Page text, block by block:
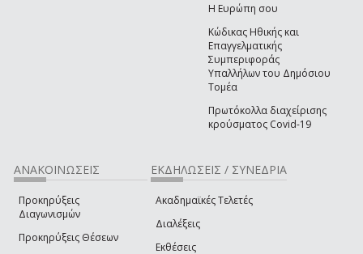
Η Ευρώπη σου
Κώδικας Ηθικής και
Επαγγελματικής
Συμπεριφοράς
Υπαλλήλων του Δημόσιου
Τομέα
Πρωτόκολλα διαχείρισης
κρούσματος Covid-19
ΑΝΑΚΟΙΝΩΣΕΙΣ
Προκηρύξεις
Διαγωνισμών
Προκηρύξεις Θέσεων
ΕΚΔΗΛΩΣΕΙΣ / ΣΥΝΕΔΡΙΑ
Ακαδημαϊκές Τελετές
Διαλέξεις
Εκθέσεις